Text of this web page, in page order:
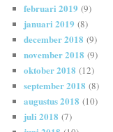
februari 2019 (9)
januari 2019 (8)
december 2018 (9)
november 2018 (9)
oktober 2018 (12)
september 2018 (8)
augustus 2018 (10)
juli 2018 (7)